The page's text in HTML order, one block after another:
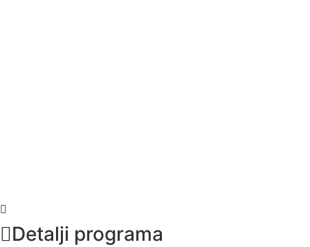
Detalji programa